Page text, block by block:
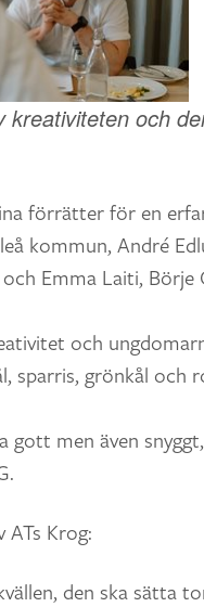
kreativiteten och
förrätter för en
kommun, André
Emma Laiti, Börje
och
sparris, grönkål och
gott men även
ATs Krog:
den ska sätta